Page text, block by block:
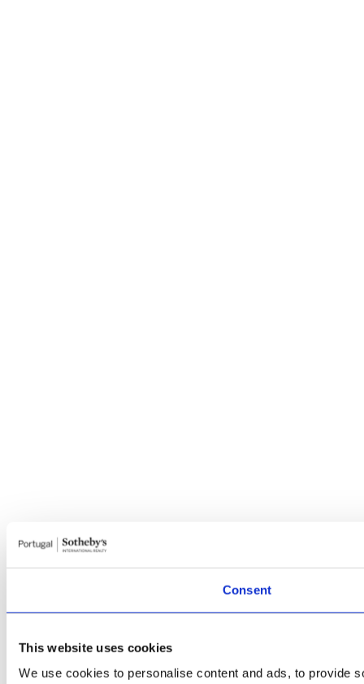
Consent
This website uses cookies
We use cookies to personalise content and ads, to provide